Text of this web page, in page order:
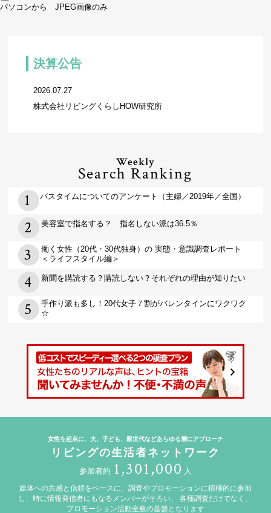
パソコンから JPEG画像のみ
決算公告
2026.07.27
株式会社リビングくらしHOW研究所
Weekly
Search Ranking
バスタイムについてのアンケート（主婦／2019年／全国）
美容室で指名する？ 指名しない派は36.5％
働く女性（20代・30代独身）の 実態・意識調査レポート
＜ライフスタイル編＞
新聞を購読する？購読しない？それぞれの理由が知りたい
手作り派も多し！20代女子７割がバレンタインにワクワク
☆
女性を起点に、夫、子ども、親世代などあらゆる層にアプローチ
リビングの生活者ネットワーク
参加者約 1,301,000 人
媒体への共感と信頼をベースに、調査やプロモーションに積極的に参加
し、時に情報発信者にもなるメンバーがそろい、
各種調査だけでなく、
プロモーション活動全般の基盤となります